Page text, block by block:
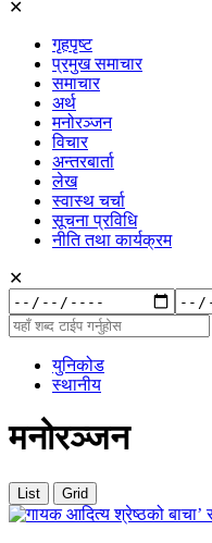
✕
गृहपृष्ट
प्रमुख समाचार
समाचार
अर्थ
मनोरञ्जन
विचार
अन्तरबार्ता
लेख
स्वास्थ चर्चा
सूचना प्रविधि
नीति तथा कार्यक्रम
✕
अनुसार:
युनिकोड
स्थानीय
मनोरञ्जन
List Grid